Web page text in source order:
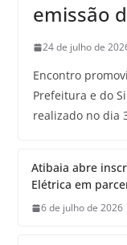
emissão
24 de julho de
Encontro
Prefeitura e do
realizado no dia
Atibaia abre
Elétrica em
6 de julho de 2026